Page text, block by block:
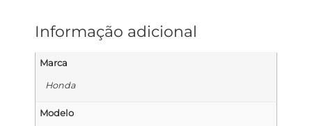
Informação adicional
Marca
Honda
Modelo